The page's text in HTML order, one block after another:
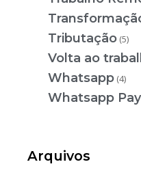
Tributação (5)
Volta ao
Whatsapp (4)
Whatsapp Pay
Arquivos